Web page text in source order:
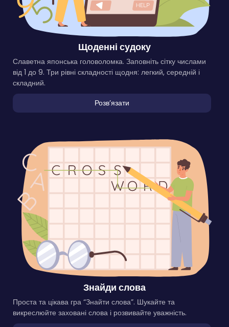
Щоденні судоку
Славетна японська головоломка. Заповніть сітку числами
від 1 до 9. Три рівні складності щодня: легкий, середній і
складний.
Розвʼязати
Знайди слова
Проста та цікава гра “Знайти слова”. Шукайте та
викреслюйте заховані слова і розвивайте уважність.